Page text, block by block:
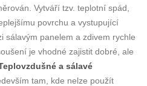
Vytváří tzv. teplotní spád,
povrchu a vystupující
sálavým panelem a zdivem rychle
je vhodné zajistit dobré, ale
a sálavé
tam, kde nelze použít